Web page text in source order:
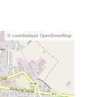
© contributeurs OpenStreetMap